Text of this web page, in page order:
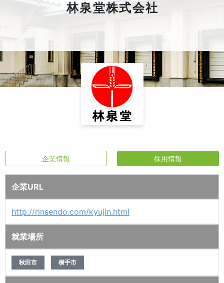
林泉堂株式会社
企業情報 採用情報
企業URL
http://rinsendo.com/kyujin.html
就業場所
秋田市 横手市